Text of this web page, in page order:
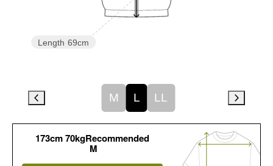
Length 69cm
M L LL
173cm 70kgRecommended
M